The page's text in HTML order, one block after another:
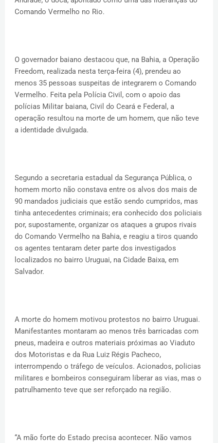
Comando Vermelho no Rio.
O governador baiano destacou que, na Bahia, a Operação
Freedom, realizada nesta terça-feira (4), prendeu ao
menos 35 pessoas suspeitas de integrarem o Comando
Vermelho. Feita pela Polícia Civil, com o apoio das
polícias Militar baiana, Civil do Ceará e Federal, a
operação resultou na morte de um homem, que não teve
a identidade divulgada.
Segundo a secretaria estadual da Segurança Pública, o
homem morto não constava entre os alvos dos mais de
90 mandados judiciais que estão sendo cumpridos, mas
tinha antecedentes criminais; era conhecido dos policiais
por, supostamente, organizar os ataques a grupos rivais
do Comando Vermelho na Bahia, e reagiu a tiros quando
os agentes tentaram deter parte dos investigados
localizados no bairro Uruguai, na Cidade Baixa, em
Salvador.
A morte do homem motivou protestos no bairro Uruguai.
Manifestantes montaram ao menos três barricadas com
pneus, madeira e outros materiais próximas ao Viaduto
dos Motoristas e da Rua Luiz Régis Pacheco,
interrompendo o tráfego de veículos. Acionados, policias
militares e bombeiros conseguiram liberar as vias, mas o
patrulhamento teve que ser reforçado na região.
“A mão forte do Estado precisa acontecer. Não vamos